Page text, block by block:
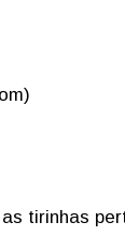
tirinhas